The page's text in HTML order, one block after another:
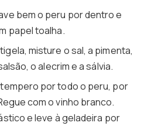
bem o peru por dentro e
papel toalha.
misture o sal, a pimenta,
o alecrim e a sálvia.
por todo o peru, por
com o vinho branco.
e leve à geladeira por